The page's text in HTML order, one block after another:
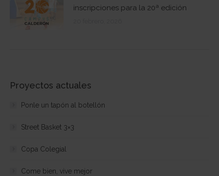
inscripciones para la 20ª edición
Proyectos actuales
Ponle un tapón al botellón
Street Basket 3×3
Copa Colegial
Come bien, vive mejor